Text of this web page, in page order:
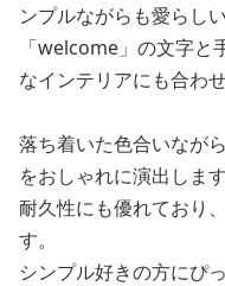
ンプルながらも愛らし
「welcome」の文字と
なインテリアにも合わ
落ち着いた色合いなが
をおしゃれに演出します
耐久性にも優れており
す。
シンプル好きの方にぴ